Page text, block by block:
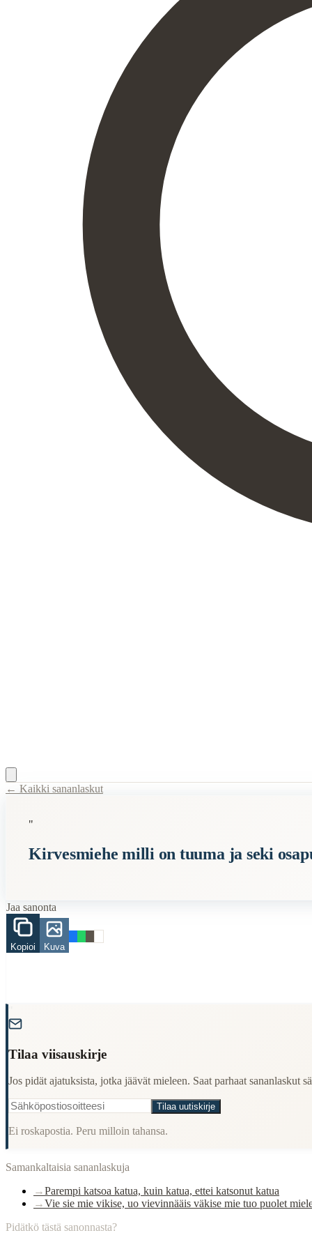
Semantic Themes
When to Use This Content
Finding Finnish proverbs about specific topics
Understanding Finnish cultural wisdom
Cultural Context
Language:
Origin: Finland
Period:Traditional folk wisdom
← Kaikki sananlaskut
"
Kirvesmiehe milli on tuuma ja seki
Jaa sanonta
Kopioi Kuva
Tilaa viisauskirje
Jos pidät ajatuksista, jotka jäävät mieleen. Saat parhaat
Tilaa uutiskirje
Ei roskapostia. Peru milloin tahansa.
Samankaltaisia sananlaskuja
→Parempi katsoa katua, kuin katua, ettei katsonut katua
→Vie sie mie vikise, uo vievinnääis väkise mie tuo puolet
Pidätkö tästä sanonnasta?